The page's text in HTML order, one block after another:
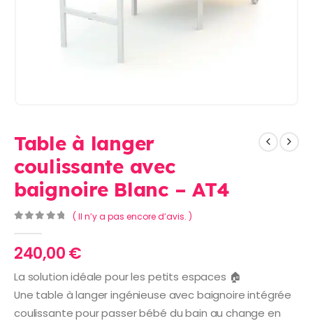
Table à langer
coulissante avec
baignoire Blanc – AT4
( Il n’y a pas encore d’avis. )
240,00€
La solution idéale pour les petits espaces 🏠
Une table à langer ingénieuse avec baignoire intégrée
coulissante pour passer bébé du bain au change en